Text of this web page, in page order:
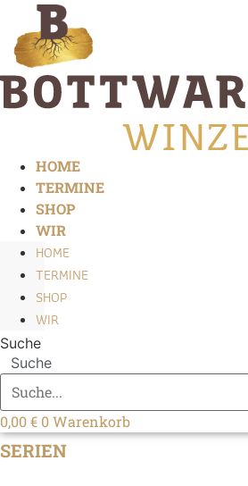
Inhalt
springen
HOME
TERMINE
SHOP
WIR
HOME
TERMINE
SHOP
WIR
Suche
Suche
0,00€ 0Warenkorb
SERIEN